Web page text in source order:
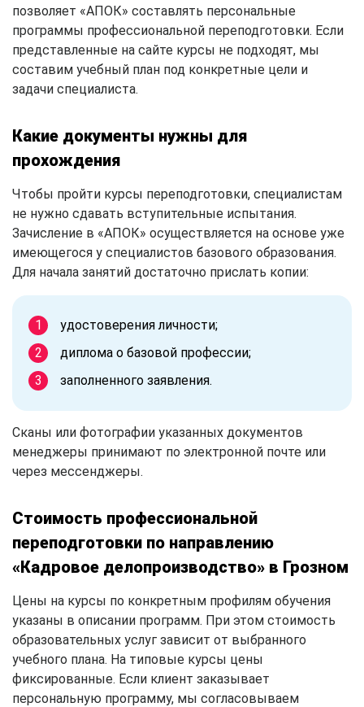
позволяет «АПОК» составлять персональные
программы профессиональной переподготовки. Если
представленные на сайте курсы не подходят, мы
составим учебный план под конкретные цели и
задачи специалиста.
Какие документы нужны для
прохождения
Чтобы пройти курсы переподготовки, специалистам
не нужно сдавать вступительные испытания.
Зачисление в «АПОК» осуществляется на основе уже
имеющегося у специалистов базового образования.
Для начала занятий достаточно прислать копии:
удостоверения личности;
диплома о базовой профессии;
заполненного заявления.
Сканы или фотографии указанных документов
менеджеры принимают по электронной почте или
через мессенджеры.
Стоимость профессиональной
переподготовки по направлению
«Кадровое делопроизводство» в Грозном
Цены на курсы по конкретным профилям обучения
указаны в описании программ. При этом стоимость
образовательных услуг зависит от выбранного
учебного плана. На типовые курсы цены
фиксированные. Если клиент заказывает
персональную программу, мы согласовываем